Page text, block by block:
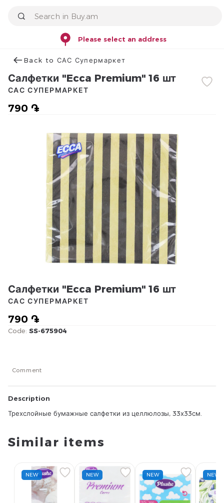
Please select an address
Back to САС Супермаркет
Салфетки "Ecca Premium" 16 шт
790 ֏
САС СУПЕРМАРКЕТ
Салфетки "Ecca Premium" 16 шт
790 ֏
САС СУПЕРМАРКЕТ
Code: SS-675904
Comment
Description
Трехслойные бумажные салфетки из целлюлозы, 33х33см.
Similar items
NEW NEW NEW NEW